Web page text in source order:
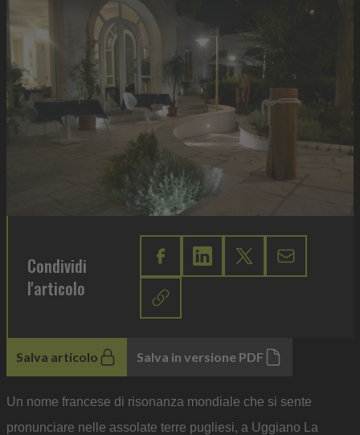
Condividi
l'articolo
Salva articolo Salva in versione PDF
Un nome francese di risonanza mondiale che si sente
pronunciare nelle assolate terre pugliesi, a Uggiano La